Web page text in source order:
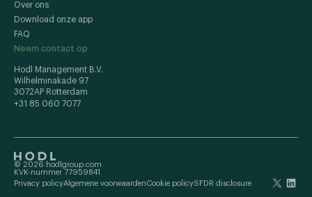
Over ons
Download onze app
FAQ
Neem contact op
Hodl Management B.V.
Wilhelminakade 97
3072AP Rotterdam
+31 85 060 7077
© 2026 hodlgroup.com
KVK-nummer 77959841
Privacy policyAlgemene voorwaardenCookie policySFDR disclosure